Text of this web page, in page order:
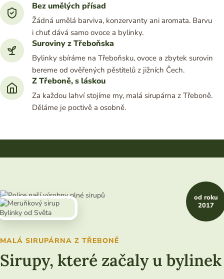
Bez umělých přísad
Žádná umělá barviva, konzervanty ani aromata. Barvu
i chuť dává samo ovoce a bylinky.
Suroviny z Třeboňska
Bylinky sbíráme na Třeboňsku, ovoce a zbytek surovin
bereme od ověřených pěstitelů z jižních Čech.
Z Třeboně, s láskou
Za každou lahví stojíme my, malá sirupárna z Třeboně.
Děláme je poctivě a osobně.
MALÁ SIRUPÁRNA Z TŘEBONĚ
Sirupy, které začaly u bylinek
od roku
2017